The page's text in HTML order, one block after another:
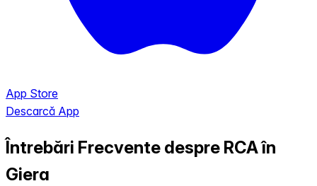
App Store
Descarcă App
Întrebări Frecvente despre RCA în
Giera